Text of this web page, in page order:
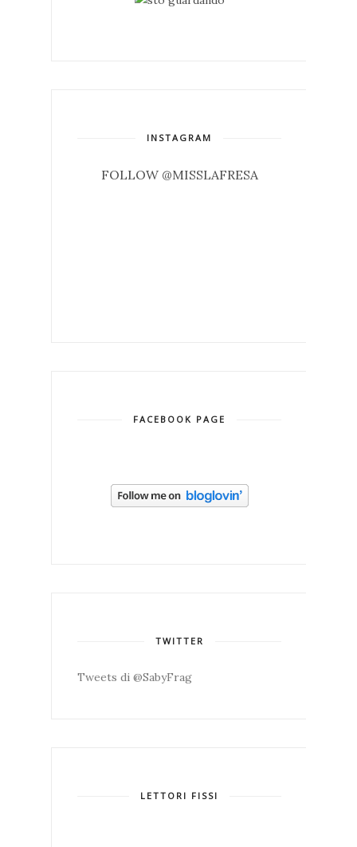
INSTAGRAM
FOLLOW @MISSLAFRESA
FACEBOOK PAGE
TWITTER
Tweets di @SabyFrag
LETTORI FISSI